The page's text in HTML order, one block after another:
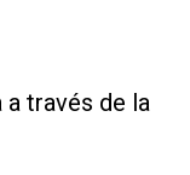
través de la